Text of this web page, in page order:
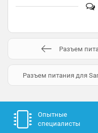
Разъем
Разъем питания для
Опытные
специалисты